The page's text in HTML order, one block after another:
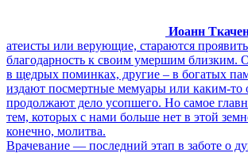
Иоанн
атеисты или верующие, стараются
благодарность к своим умершим близким.
в щедрых поминках, другие – в богатых
издают посмертные мемуары или каким-то
продолжают дело усопшего. Но самое
тем, которых с нами больше нет в этой
конечно, молитва.
Врачевание ― последний этап в заботе о